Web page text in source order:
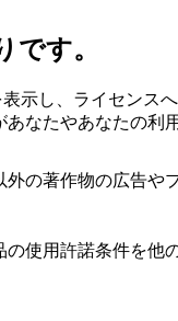
です。
表示し、ライセンス
なたやあなたの利
の著作物の広告や
使用許諾条件を